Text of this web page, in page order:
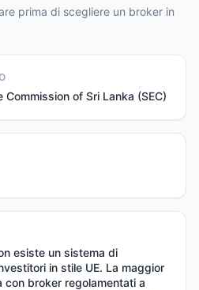
prima di scegliere un broker in
of Sri Lanka (SEC)
esiste un sistema di
in stile UE. La maggior
broker regolamentati a